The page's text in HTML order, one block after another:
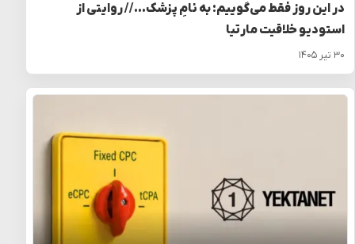
در این روز فقط می‌گوییم: به نامِ پزشک… // روایتی از
استودیو خلاقیت مارتیا
۳۰ تیر ۱۴۰۵